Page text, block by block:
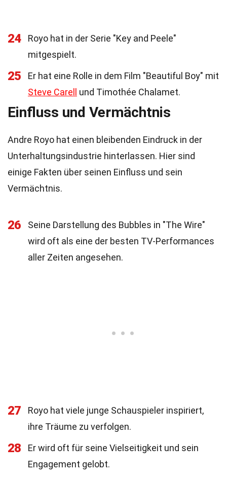
24
Royo hat in der Serie "Key and Peele"
mitgespielt.
25
Er hat eine Rolle in dem Film "Beautiful Boy" mit
Steve Carell
und Timothée Chalamet.
Einfluss und Vermächtnis
Andre Royo hat einen bleibenden Eindruck in der
Unterhaltungsindustrie hinterlassen. Hier sind
einige Fakten über seinen Einfluss und sein
Vermächtnis.
26
Seine Darstellung des Bubbles in "The Wire"
wird oft als eine der besten TV-Performances
aller Zeiten angesehen.
27
Royo hat viele junge Schauspieler inspiriert,
ihre Träume zu verfolgen.
28
Er wird oft für seine Vielseitigkeit und sein
Engagement gelobt.